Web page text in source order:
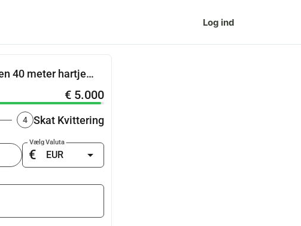
Log ind
40 meter hartje
€ 5.000
4 Skat Kvittering
Vælg Valuta
€ arrow_drop_down